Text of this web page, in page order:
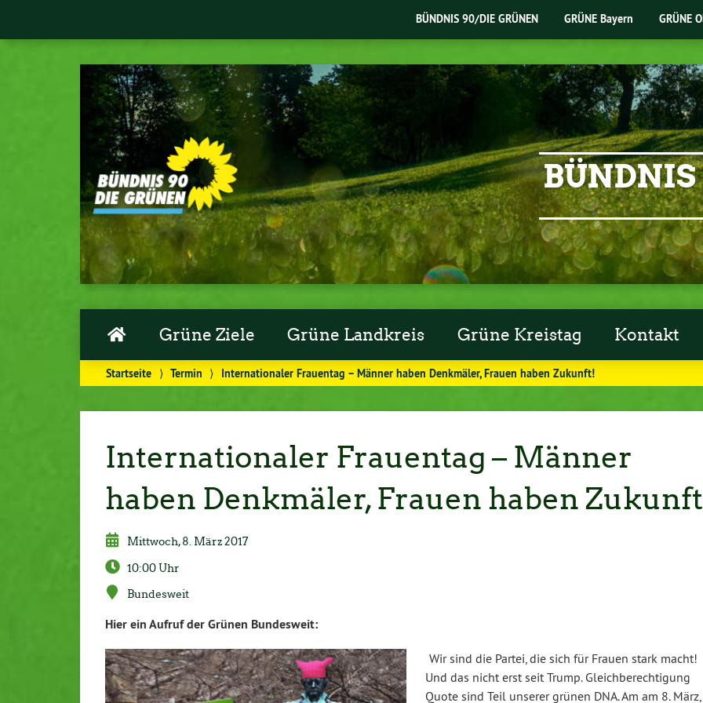
BÜNDNIS 90/DIE GRÜNEN GRÜNE Bayern GRÜNE
Grüne Ziele Grüne Landkreis Grüne Kreistag Kontakt
Startseite ⟩ Termin ⟩ Internationaler Frauentag – Männer haben Denkmäler, Frauen haben Zukunft!
Internationaler Frauentag – Männer
haben Denkmäler, Frauen haben
Mittwoch, 8. März 2017
10:00 Uhr
Bun­des­weit
Hier ein Aufruf der Grünen Bun­des­weit:
Wir sind die Partei, die sich für Frauen stark macht!
Und das nicht erst seit Trump. Gleich­be­rech­ti­gung
Quote sind Teil unserer grünen DNA. Am am 8. März,